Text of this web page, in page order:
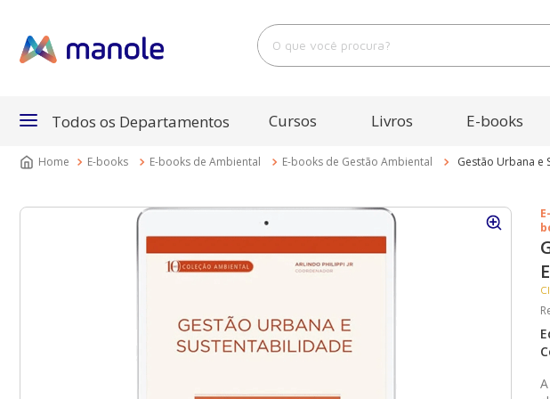
O que você procura?
Todos os Departamentos Cursos Livros E-books
E-books E-books de Ambiental E-books de Gestão Ambiental Gestão Urbana e